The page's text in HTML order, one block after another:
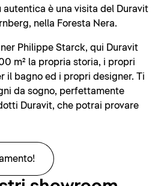
autentica è una visita del Duravit
nella Foresta Nera.
Philippe Starck, qui Duravit
m² la propria storia, i propri
il bagno ed i propri designer. Ti
da sogno, perfettamente
Duravit, che potrai provare